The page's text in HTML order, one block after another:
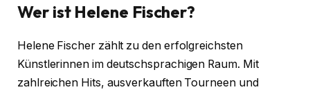
Wer ist Helene Fischer?
Helene Fischer zählt zu den erfolgreichsten
Künstlerinnen im deutschsprachigen Raum. Mit
zahlreichen Hits, ausverkauften Tourneen und